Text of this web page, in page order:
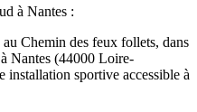
à Nantes :
Chemin des feux follets, dans
Nantes (44000 Loire-
sportive accessible à